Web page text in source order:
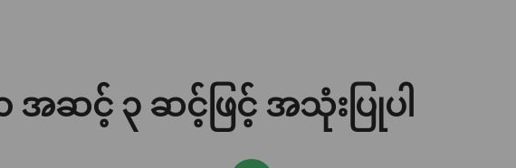
ဆင့် ၃ ဆင့်ဖြင့် အသုံးပြုပါ